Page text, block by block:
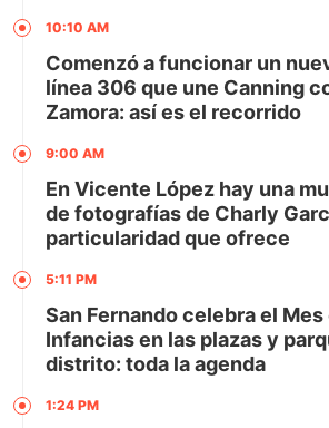
10:10 AM
Comenzó a funcionar un
línea 306 que une Canning
Zamora: así es el recorrido
9:00 AM
En Vicente López hay una
de fotografías de Charly
particularidad que ofrece
5:11 PM
San Fernando celebra el Mes
Infancias en las plazas y
distrito: toda la agenda
1:24 PM